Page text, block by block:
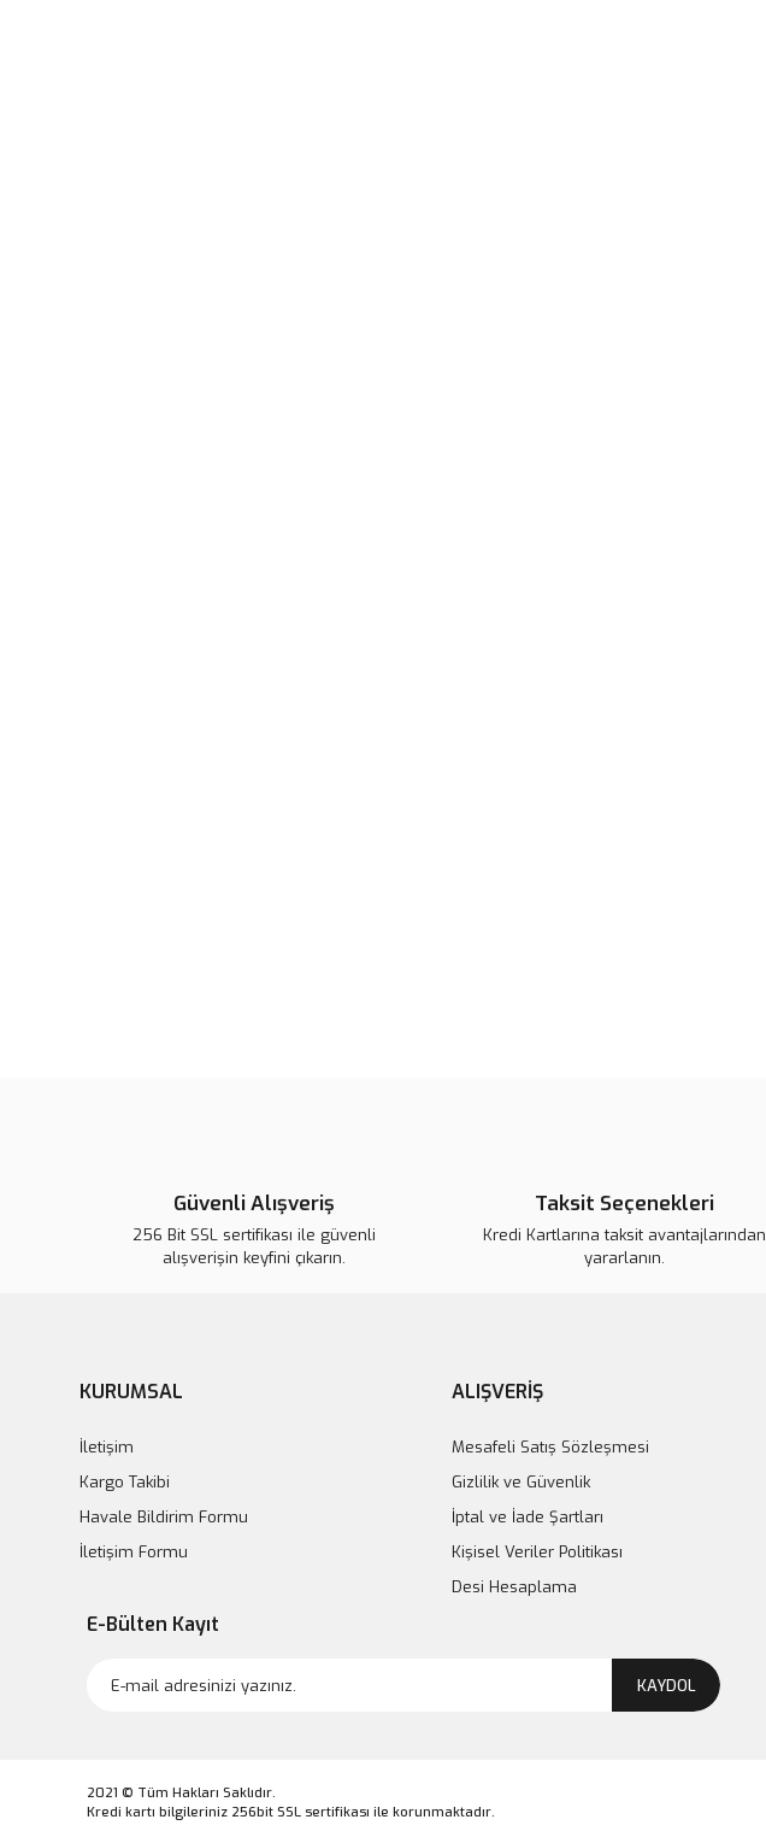
Güvenli Alışveriş
256 Bit SSL sertifikası ile güvenli
alışverişin keyfini çıkarın.
Taksit Seçenekleri
Kredi Kartlarına taksit avantajlarından
yararlanın.
KURUMSAL
İletişim
Kargo Takibi
Havale Bildirim Formu
İletişim Formu
ALIŞVERİŞ
Mesafeli Satış Sözleşmesi
Gizlilik ve Güvenlik
İptal ve İade Şartları
Kişisel Veriler Politikası
Desi Hesaplama
E-Bülten Kayıt
KAYDOL
2021 © Tüm Hakları Saklıdır.
Kredi kartı bilgileriniz 256bit SSL sertifikası ile korunmaktadır.